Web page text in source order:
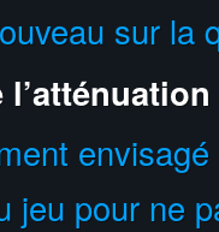
sur la
jeu pour ne